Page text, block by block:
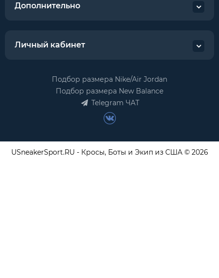
Дополнительно
Личный кабинет
Подбор размера Nike/Air Jordan
Подбор размера New Balance
Telegram ЧАТ
USneakerSport.RU - Кросы, Боты и Экип из США © 2026